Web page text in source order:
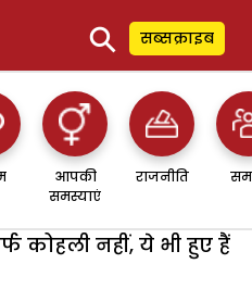
⚲ सब्सक्राइब
आपकी
समस्याएं
राजनीति
कोहली नहीं, ये भी हुए हैं